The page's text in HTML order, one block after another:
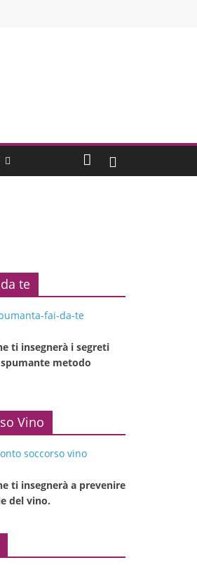
te
ti insegnerà i segreti
metodo
Vino
ti insegnerà a prevenire
del vino.